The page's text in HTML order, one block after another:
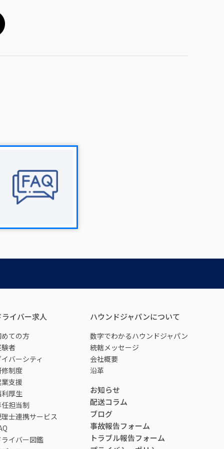
ライバー求人
ての方
者
バーシティ
制度
支援
厚生
担当制
士連携サービス
イバー図鑑
ハウンドジャパンについて
数字でわかるハウンドジャパン
統轄メッセージ
会社概要
沿革
お知らせ
配送コラム
ブログ
事故報告フォーム
トラブル報告フォーム